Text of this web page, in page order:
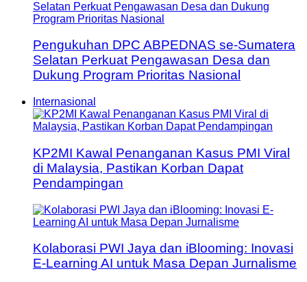
Pengukuhan DPC ABPEDNAS se-Sumatera
Selatan Perkuat Pengawasan Desa dan
Dukung Program Prioritas Nasional
Internasional
KP2MI Kawal Penanganan Kasus PMI Viral
di Malaysia, Pastikan Korban Dapat
Pendampingan
Kolaborasi PWI Jaya dan iBlooming: Inovasi
E-Learning AI untuk Masa Depan Jurnalisme